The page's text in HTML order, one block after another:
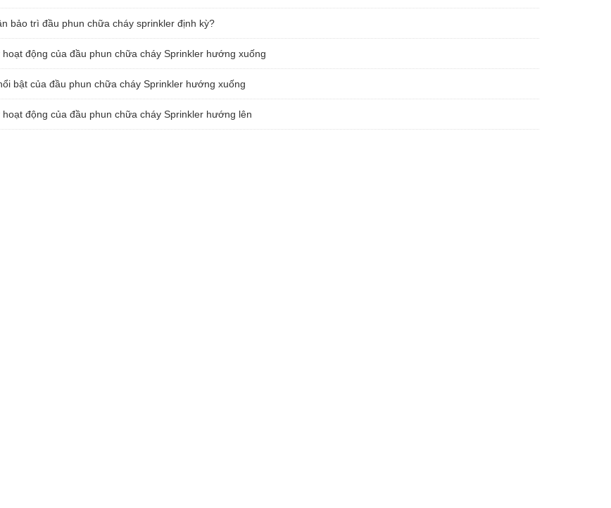
bảo trì đầu phun chữa cháy sprinkler định kỳ?
hoạt động của đầu phun chữa cháy Sprinkler hướng xuống
bật của đầu phun chữa cháy Sprinkler hướng xuống
hoạt động của đầu phun chữa cháy Sprinkler hướng lên